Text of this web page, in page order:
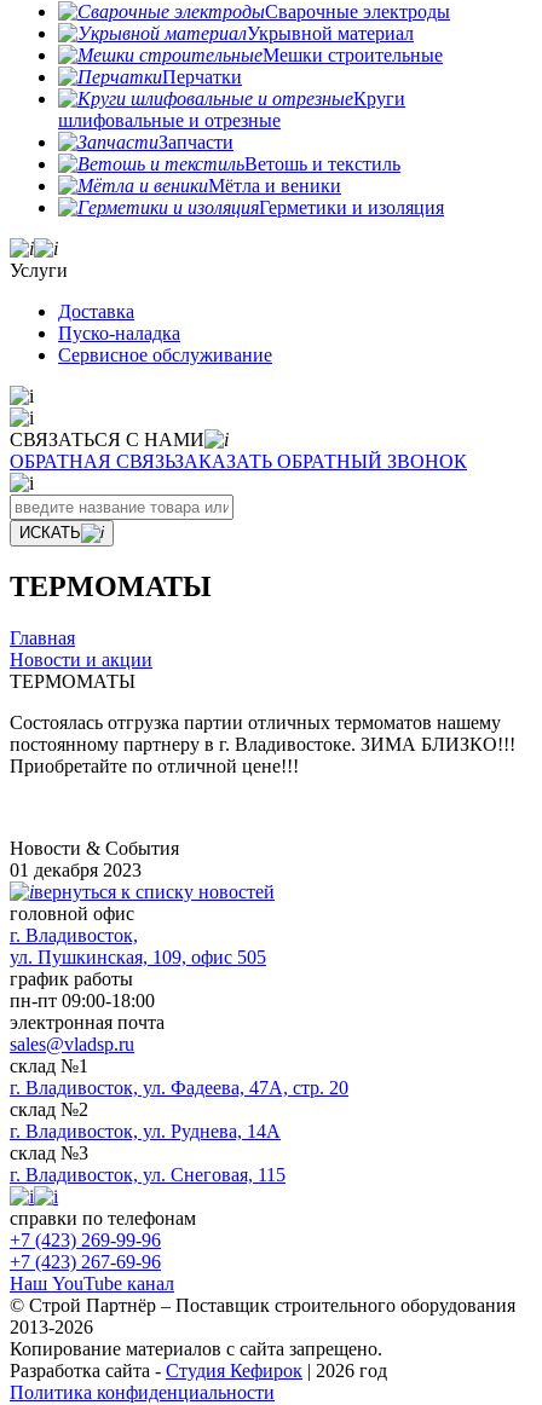
Сварочные электроды
Укрывной материал
Мешки строительные
Перчатки
Круги
шлифовальные и отрезные
Запчасти
Ветошь и текстиль
Мётла и веники
Герметики и изоляция
Услуги
Доставка
Пуско-наладка
Сервисное обслуживание
СВЯЗАТЬСЯ С НАМИ
ОБРАТНАЯ СВЯЗЬЗАКАЗАТЬ ОБРАТНЫЙ ЗВОНОК
ИСКАТЬ
ТЕРМОМАТЫ
Главная
Новости и акции
ТЕРМОМАТЫ
Состоялась отгрузка партии отличных термоматов нашему
постоянному партнеру в г. Владивостоке. ЗИМА БЛИЗКО!!!
Приобретайте по отличной цене!!!
Новости & Cобытия
01 декабря 2023
вернуться к списку новостей
головной офис
​г. Владивосток,
ул. Пушкинская, 109, офис 505
график работы
пн-пт 09:00-18:00
электронная почта
sales@vladsp.ru
склад №1
г. Владивосток, ул. Фадеева, 47А, стр. 20
склад №2
г. Владивосток, ул. Руднева, 14А
склад №3
г. Владивосток, ул. Снеговая, 115
справки по телефонам
+7 (423) 269-99-96
+7 (423) 267-69-96
Наш YouTube канал
© Строй Партнёр – Поставщик строительного оборудования
2013-2026
Копирование материалов с сайта запрещено.
Разработка сайта - Студия Кефирок | 2026 год
Политика конфиденциальности